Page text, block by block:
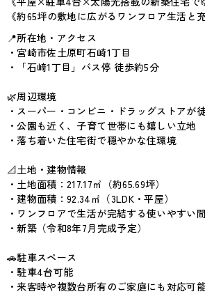
《約65坪の敷地に広がるワンフロア生活と
📍所在地・アクセス
・宮崎市佐土原町石崎1丁目
・「石崎1丁目」バス停 徒歩約5分
🌿周辺環境
・スーパー・コンビニ・ドラッグストアが
・公園も近く、子育て世帯にも嬉しい立地
・落ち着いた住宅街で穏やかな住環境
📐土地・建物情報
・土地面積：217.17㎡（約65.69坪）
・建物面積：92.34㎡（3LDK・平屋）
・ワンフロアで生活が完結する使いやすい
・新築（令和8年7月完成予定）
🚗駐車スペース
・駐車4台可能
・来客時や複数台所有のご家庭にも対応可